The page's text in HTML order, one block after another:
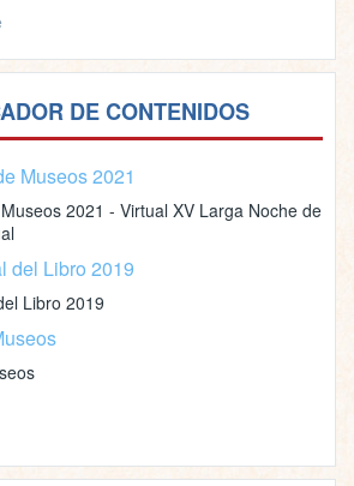
DE CONTENIDOS
Museos 2021
2021 - Virtual XV Larga Noche de
del Libro 2019
Libro 2019